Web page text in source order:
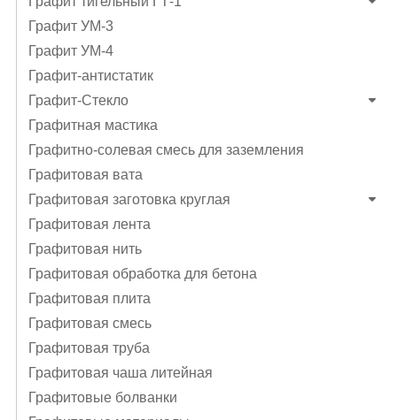
Графит УМ-3
Графит УМ-4
Графит-антистатик
Графит-Стекло
Графитная мастика
Графитно-солевая смесь для заземления
Графитовая вата
Графитовая заготовка круглая
Графитовая лента
Графитовая нить
Графитовая обработка для бетона
Графитовая плита
Графитовая смесь
Графитовая труба
Графитовая чаша литейная
Графитовые болванки